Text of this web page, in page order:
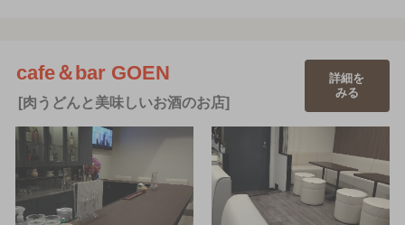
cafe＆bar GOEN
[肉うどんと美味しいお酒のお店]
詳細を
みる